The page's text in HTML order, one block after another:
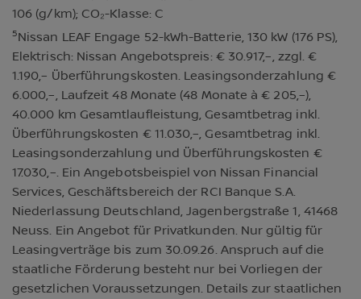
106 (g/km); CO₂-Klasse: C
5Nissan LEAF Engage 52-kWh-Batterie, 130 kW (176 PS),
Elektrisch: Nissan Angebotspreis: € 30.917,–, zzgl. €
1.190,– Überführungskosten. Leasingsonderzahlung €
6.000,–, Laufzeit 48 Monate (48 Monate à € 205,–),
40.000 km Gesamtlaufleistung, Gesamtbetrag inkl.
Überführungskosten € 11.030,–, Gesamtbetrag inkl.
Leasingsonderzahlung und Überführungskosten €
17.030,–. Ein Angebotsbeispiel von Nissan Financial
Services, Geschäftsbereich der RCI Banque S.A.
Niederlassung Deutschland, Jagenbergstraße 1, 41468
Neuss. Ein Angebot für Privatkunden. Nur gültig für
Leasingverträge bis zum 30.09.26. Anspruch auf die
staatliche Förderung besteht nur bei Vorliegen der
gesetzlichen Voraussetzungen. Details zur staatlichen